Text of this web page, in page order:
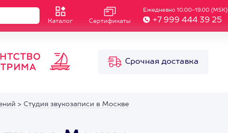
Каталог Сертификаты
Ежедневно 10.00-19.00 (MSK)
+7 999 444 39 25
Срочная доставка
> Студия звукозаписи в Москве